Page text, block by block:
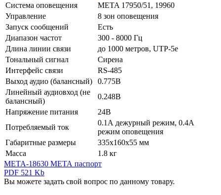
Система оповещения
META 17950/51, 19960
Управление
8 зон оповещения
Запуск сообщений
Есть
Диапазон частот
300 - 8000 Гц
Длина линии связи
до 1000 метров, UTP-5e
Тональный сигнал
Сирена
Интерфейс связи
RS-485
Выход аудио (балансный)
0.775В
Линейный аудиовход (не
балансный)
0.248В
Напряжение питания
24В
Потребляемый ток
0.1А дежурный режим, 0.4А
режим оповещения
Габаритные размеры
335x160x55 мм
Масса
1.8 кг
META-18630 МЕТА паспорт
PDF 521 Kb
Вы можете задать свой вопрос по данному товару.